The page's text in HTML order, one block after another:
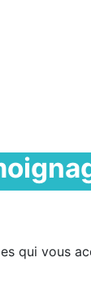
qui vous